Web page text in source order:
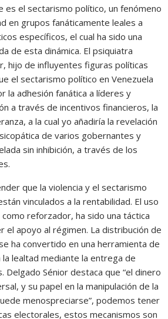
el sectarismo político, un fenómeno
en grupos fanáticamente leales a
específicos, el cual ha sido una
de esta dinámica. El psiquiatra
hijo de influyentes figuras políticas
el sectarismo político en Venezuela
la adhesión fanática a líderes y
a través de incentivos financieros, la
a la cual yo añadiría la revelación
de varios gobernantes y
sin inhibición, a través de los
que la violencia y el sectarismo
vinculados a la rentabilidad. El uso
reforzador, ha sido una táctica
el apoyo al régimen. La distribución de
ha convertido en una herramienta de
lealtad mediante la entrega de
Delgado Sénior destaca que “el dinero
y su papel en la manipulación de la
menospreciarse”, podemos tener
electorales, estos mecanismos son